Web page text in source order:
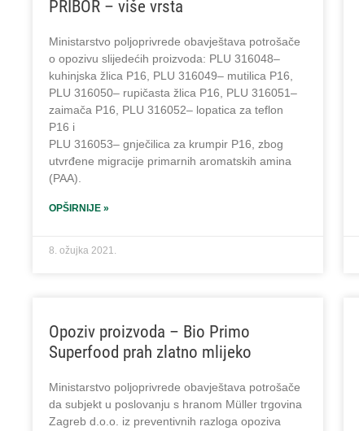
PRIBOR – više vrsta
Ministarstvo poljoprivrede obavještava potrošače
o opozivu slijedećih proizvoda: PLU 316048–
kuhinjska žlica P16, PLU 316049– mutilica P16,
PLU 316050– rupičasta žlica P16, PLU 316051–
zaimača P16, PLU 316052– lopatica za teflon
P16 i
PLU 316053– gnječilica za krumpir P16, zbog
utvrđene migracije primarnih aromatskih amina
(PAA).
OPŠIRNIJE »
8. ožujka 2021.
Opoziv proizvoda – Bio Primo
Superfood prah zlatno mlijeko
Ministarstvo poljoprivrede obavještava potrošače
da subjekt u poslovanju s hranom Müller trgovina
Zagreb d.o.o. iz preventivnih razloga opoziva